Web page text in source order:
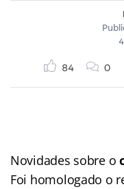
84 0
Novidades sobre o
Foi homologado o